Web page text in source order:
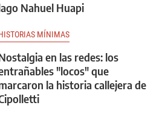
Nahuel Huapi
MÍNIMAS
en las redes: los
"locos" que
la historia callejera de